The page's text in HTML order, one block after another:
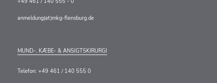
anmeldung(at)mkg-flensburg.de
MUND-, KÆBE- & ANSIGTSKIRURGI
Telefon: +49 461 / 140 555 0